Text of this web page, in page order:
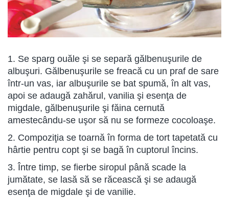
1. Se sparg ouăle şi se separă gălbenuşurile de
albuşuri. Gălbenuşurile se freacă cu un praf de sare
într-un vas, iar albuşurile se bat spumă, în alt vas,
apoi se adaugă zahărul, vanilia şi esenţa de
migdale, gălbenuşurile şi făina cernută
amestecându-se uşor să nu se formeze cocoloaşe.
2. Compoziţia se toarnă în forma de tort tapetată cu
hârtie pentru copt şi se bagă în cuptorul încins.
3. Între timp, se fierbe siropul până scade la
jumătate, se lasă să se răcească şi se adaugă
esenţa de migdale şi de vanilie.